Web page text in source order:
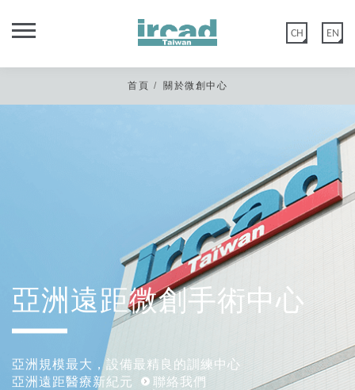
EN
CH
秀傳微創中心網站功能於2020年5月12日優化建置，
舊官網會員：如您尚未在以上日期登入過或更改過密碼，請點選 【忘記
密碼】 後至編輯會員>會員資料重置密碼。
新官網會員：請直接點選 【註冊會員】，或是選擇 Google 登入。
非常感謝您的諒解與配合。
首頁 關於微創中心
亞洲遠距微創手術中心
亞洲規模最大，設備最精良的訓練中心
亞洲遠距醫療新紀元
聯絡我們